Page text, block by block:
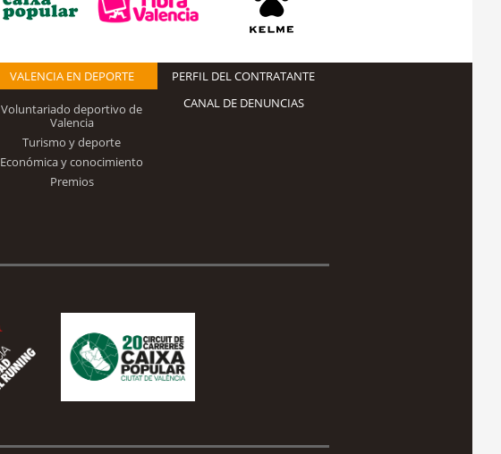
VALENCIA EN DEPORTE
Voluntariado deportivo de
Valencia
Turismo y deporte
Económica y conocimiento
Premios
PERFIL DEL CONTRATANTE
CANAL DE DENUNCIAS